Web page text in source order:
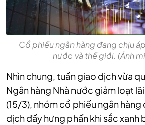
Cổ phiếu ngân hàng đang chịu
nước và thế giới. (Ảnh
Nhìn chung, tuần giao dịch vừa
Ngân hàng Nhà nước giảm loạt
(15/3), nhóm cổ phiếu ngân
dịch đầy hưng phấn khi sắc xanh